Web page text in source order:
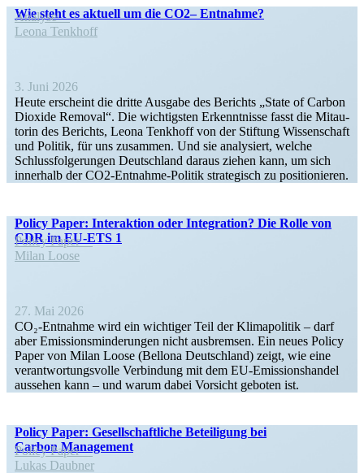
Wie steht es aktuell um die CO2– Entnahme?
Analyse
Leona Tenkhoff
3. Juni 2026
Heute erscheint die dritte Ausgabe des Berichts „State of Carbon
Dioxide Removal“. Die wichtigsten Erkennt­nisse fasst die Mitau­
torin des Berichts, Leona Tenkhoff von der Stiftung Wissen­schaft
und Politik, für uns zusammen. Und sie analy­siert, welche
Schluss­fol­ge­rungen Deutschland daraus ziehen kann, um sich
innerhalb der CO2-Entnahme-Politik strate­gisch zu positionieren.
Policy Paper: Inter­aktion oder Integration? Die Rolle von
CDR im EU-ETS 1
Policy Paper
Milan Loose
27. Mai 2026
CO₂-Entnahme wird ein wichtiger Teil der Klima­po­litik – darf
aber Emissi­ons­min­de­rungen nicht ausbremsen. Ein neues Policy
Paper von Milan Loose (Bellona Deutschland) zeigt, wie eine
verant­wor­tungs­volle Verbindung mit dem EU-Emissi­ons­handel
aussehen kann – und warum dabei Vorsicht geboten ist.
Policy Paper: Gesell­schaft­liche Betei­ligung bei
Carbon Management
Policy Paper
Lukas Daubner